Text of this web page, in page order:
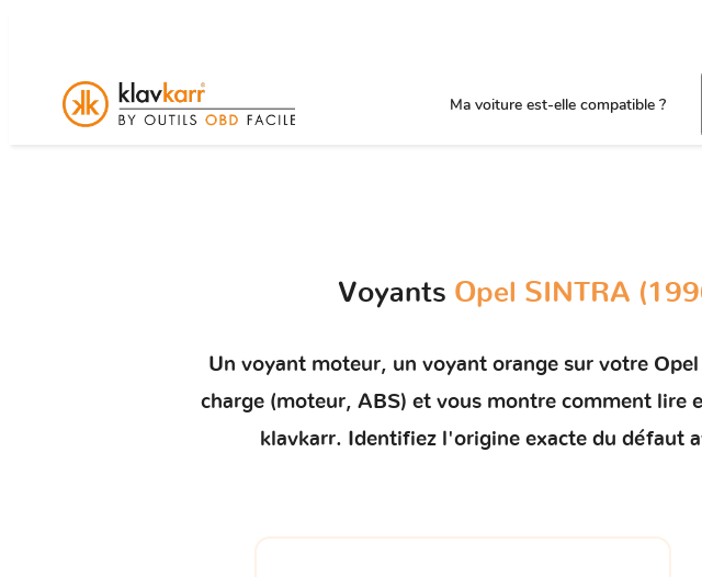
Ma voiture est-elle compatible ?
Voyants Opel SINTRA
Un voyant moteur, un voyant orange sur votre
charge (moteur, ABS) et vous montre comment lire
klavkarr. Identifiez l'origine exacte du défaut